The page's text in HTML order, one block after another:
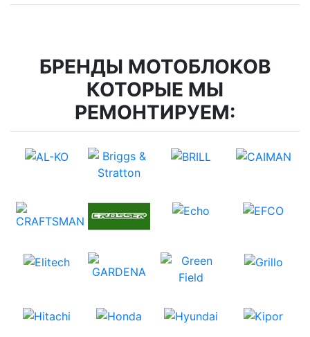
БРЕНДЫ МОТОБЛОКОВ
КОТОРЫЕ МЫ
РЕМОНТИРУЕМ: